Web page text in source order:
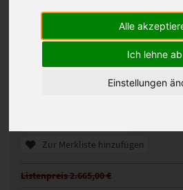
Alle
Ich lehne ab
Einstellungen
Gisela Mayer HH Remy
Artikelnummer: 331647
bernstein mix
Zur Merkliste hinzufügen
Listenpreis 2.665,00 €